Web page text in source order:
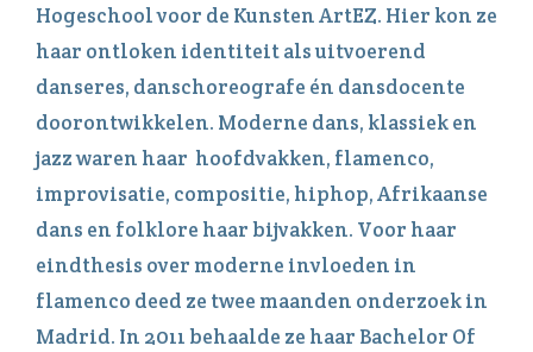
Hogeschool voor de Kunsten ArtEZ. Hier kon ze
haar ontloken identiteit als uitvoerend
danseres, danschoreografe én dansdocente
doorontwikkelen. Moderne dans, klassiek en
jazz waren haar hoofdvakken, flamenco,
improvisatie, compositie, hiphop, Afrikaanse
dans en folklore haar bijvakken. Voor haar
eindthesis over moderne invloeden in
flamenco deed ze twee maanden onderzoek in
Madrid. In 2011 behaalde ze haar Bachelor Of